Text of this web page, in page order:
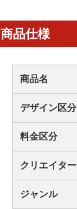
商品仕様
商品名
デザイン区分
料金区分
クリエイター
ジャンル